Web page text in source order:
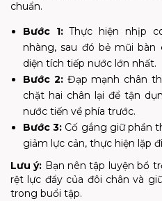
chuẩn.
Bước 1:Thực hiện nhịp
nhàng, sau đó bẻ mũi bàn
diện tích tiếp nước lớn nhất.
Bước 2:Đạp mạnh chân
chặt hai chân lại để tận
nước tiến về phía trước.
Bước 3: Cố gắng giữ phần
giảm lực cản, thực hiện lặp
Lưu ý: Bạn nên tập luyện bổ
rệt lực đẩy của đôi chân và
trong buổi tập.